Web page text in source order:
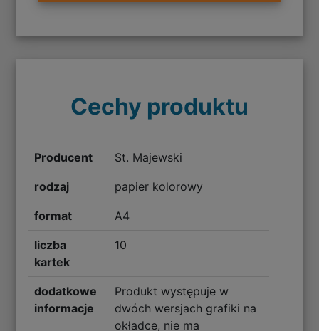
Cechy produktu
Producent St. Majewski
rodzaj papier kolorowy
format A4
liczba
kartek
10
dodatkowe
informacje
Produkt występuje w
dwóch wersjach grafiki na
okładce, nie ma